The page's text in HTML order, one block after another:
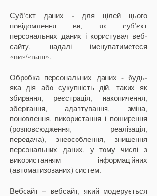
Суб’єкт даних - для цілей цього
повідомлення ви, як суб’єкт
персональних даних і користувач веб-
сайту, надалі іменуватиметеся
«ви»/«ваш».
Обробка персональних даних - будь-
яка дія або сукупність дій, таких як
збирання, реєстрація, накопичення,
зберігання, адаптування, зміна,
поновлення, використання і поширення
(розповсюдження, реалізація,
передача), знеособлення, знищення
персональних даних, у тому числі з
використанням інформаційних
(автоматизованих) систем.
Вебсайт – вебсайт, який модерується